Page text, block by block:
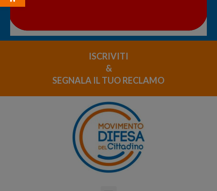
ISCRIVITI
&
SEGNALA IL TUO RECLAMO